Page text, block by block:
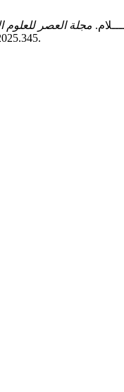
مجلة العصر للعلوم